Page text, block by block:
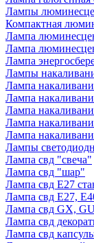
Лампы
Компактная
Лампа
Лампа
Лампа
Лампы
Лампа
Лампа
Лампа
Лампа
Лампа
Лампы
Лампа свд "свеча"
Лампа свд "шар"
Лампа свд E27
Лампа свд E27,
Лампа свд GX,
Лампа свд
Лампа свд